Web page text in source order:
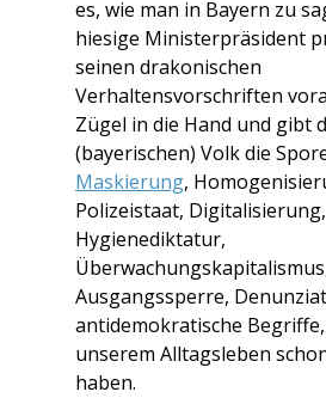
es, wie man in Bayern zu
hiesige Ministerpräsident
seinen drakonischen
Verhaltensvorschriften
Zügel in die Hand und gibt
(bayerischen) Volk die
Maskierung,
Polizeistaat, Digitalisierung,
Hygienediktatur,
Ausgangssperre,
antidemokratische
unserem Alltagsleben
haben.